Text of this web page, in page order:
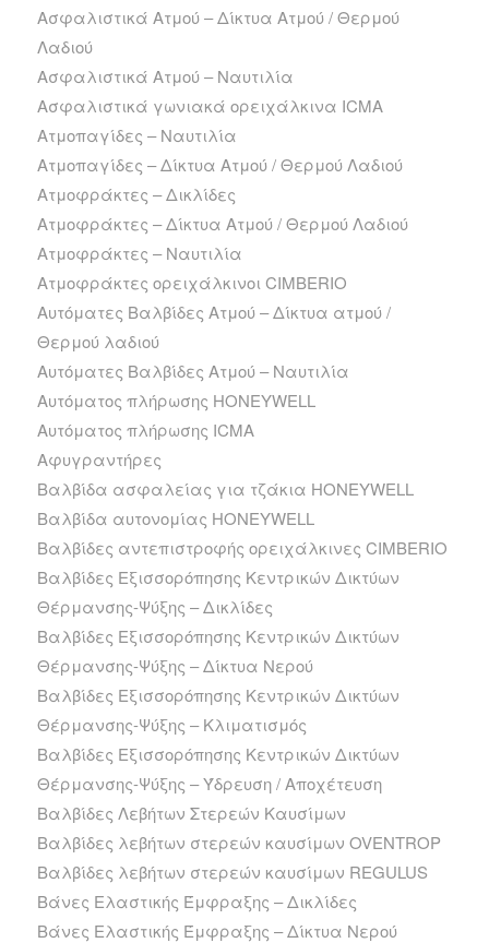
Ασφαλιστικά Ατμού – Δίκτυα Ατμού / Θερμού
Λαδιού
Ασφαλιστικά Ατμού – Ναυτιλία
Ασφαλιστικά γωνιακά ορειχάλκινα ICMA
Ατμοπαγίδες – Ναυτιλία
Ατμοπαγίδες – Δίκτυα Ατμού / Θερμού Λαδιού
Ατμοφράκτες – Δικλίδες
Ατμοφράκτες – Δίκτυα Ατμού / Θερμού Λαδιού
Ατμοφράκτες – Ναυτιλία
Ατμοφράκτες ορειχάλκινοι CIMBERIO
Αυτόματες Βαλβίδες Ατμού – Δίκτυα ατμού /
Θερμού λαδιού
Αυτόματες Βαλβίδες Ατμού – Ναυτιλία
Αυτόματος πλήρωσης HONEYWELL
Αυτόματος πλήρωσης ICMA
Αφυγραντήρες
Βαλβίδα ασφαλείας για τζάκια HONEYWELL
Βαλβίδα αυτονομίας HONEYWELL
Βαλβίδες αντεπιστροφής ορειχάλκινες CIMBERIO
Βαλβίδες Εξισσορόπησης Κεντρικών Δικτύων
Θέρμανσης-Ψύξης – Δικλίδες
Βαλβίδες Εξισσορόπησης Κεντρικών Δικτύων
Θέρμανσης-Ψύξης – Δίκτυα Νερού
Βαλβίδες Εξισσορόπησης Κεντρικών Δικτύων
Θέρμανσης-Ψύξης – Κλιματισμός
Βαλβίδες Εξισσορόπησης Κεντρικών Δικτύων
Θέρμανσης-Ψύξης – Ύδρευση / Αποχέτευση
Βαλβίδες Λεβήτων Στερεών Καυσίμων
Βαλβίδες λεβήτων στερεών καυσίμων OVENTROP
Βαλβίδες λεβήτων στερεών καυσίμων REGULUS
Βάνες Ελαστικής Έμφραξης – Δικλίδες
Βάνες Ελαστικής Έμφραξης – Δίκτυα Νερού